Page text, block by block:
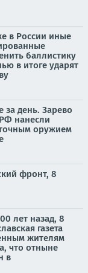
в России иные
баллистику
в итоге ударят
день. Зарево
нанесли
оружием
фронт, 8
лет назад, 8
газета
жителям
что отныне
в